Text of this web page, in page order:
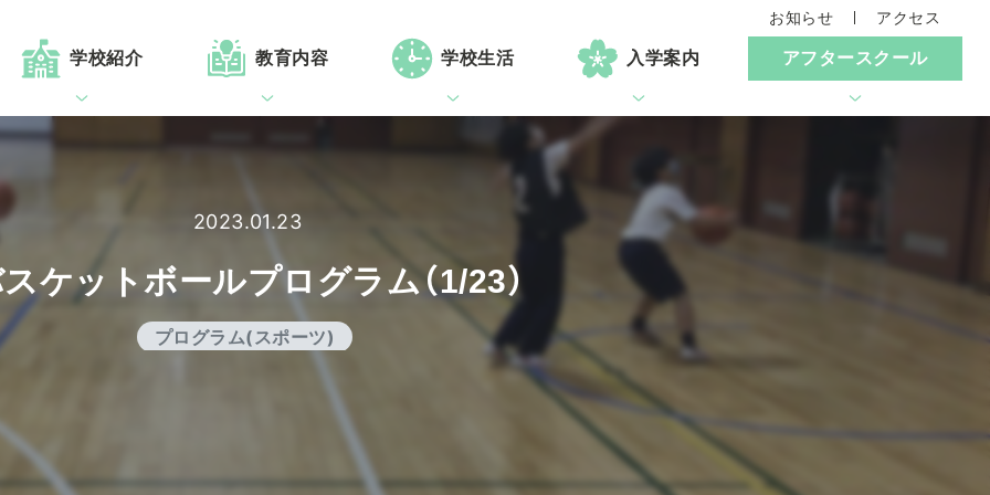
学校紹介 教育内容 学校生活 入学案内 アフタースクール
お知らせ アクセス
2023.01.23
ケットボールプログラム（1/23）
プログラム(スポーツ)